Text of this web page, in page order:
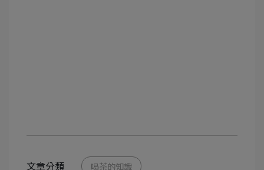
文章分類 喝茶的知識